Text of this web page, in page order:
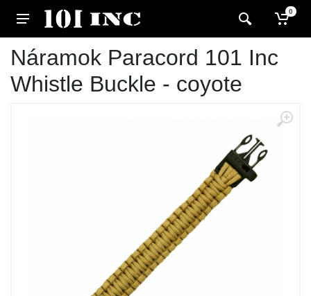
0
Náramok Paracord 101 Inc
Whistle Buckle - coyote